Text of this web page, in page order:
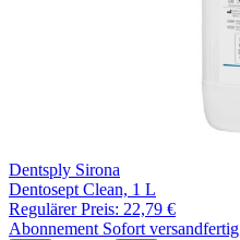
Dentsply Sirona
Dentosept Clean, 1 L
Regulärer Preis: 22,79 €
Abonnement Sofort versandfertig